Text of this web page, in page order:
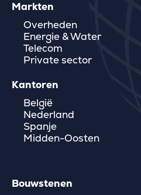
Markten
Overheden
Energie & Water
Telecom
Private sector
Kantoren
België
Nederland
Spanje
Midden-Oosten
Bouwstenen